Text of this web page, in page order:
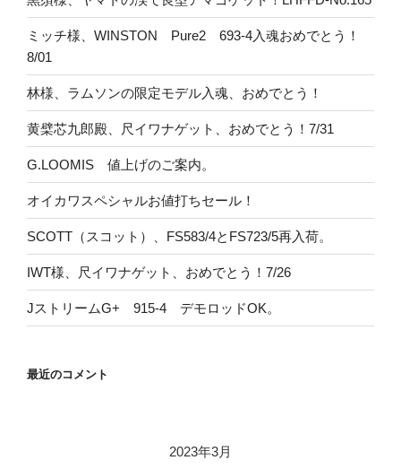
ミッチ様、WINSTON Pure2 693-4入魂おめでとう！
8/01
林様、ラムソンの限定モデル入魂、おめでとう！
黄檗芯九郎殿、尺イワナゲット、おめでとう！7/31
G.LOOMIS 値上げのご案内。
オイカワスペシャルお値打ちセール！
SCOTT（スコット）、FS583/4とFS723/5再入荷。
IWT様、尺イワナゲット、おめでとう！7/26
JストリームG+ 915-4 デモロッドOK。
最近のコメント
2023年3月